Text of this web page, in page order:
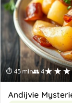
⏱ 45 min👥 4
Andijvie